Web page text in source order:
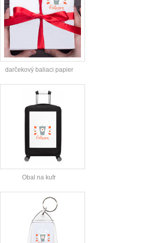
darčekový baliaci papier
Obal na kufr